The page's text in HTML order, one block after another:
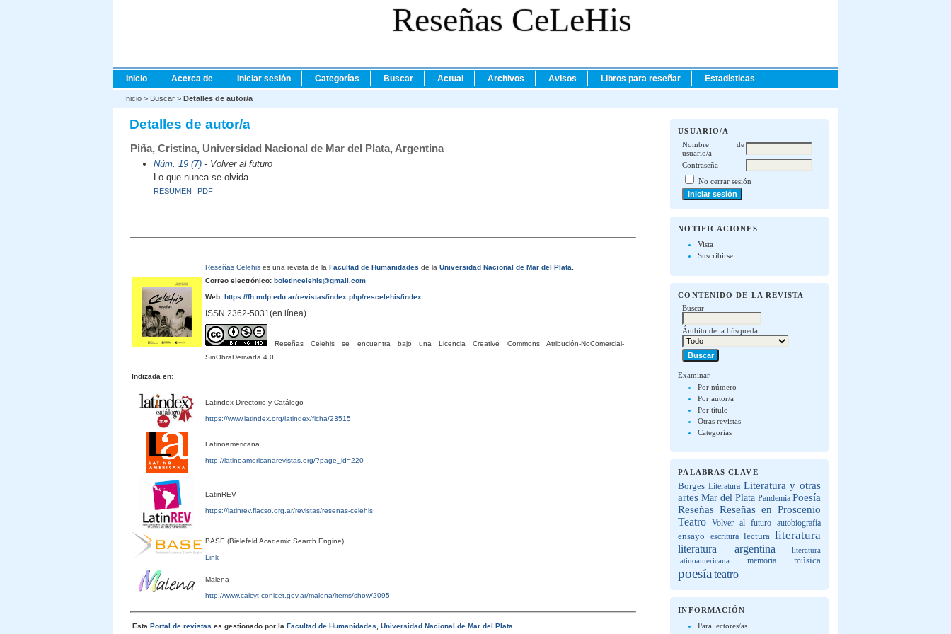
Reseñas CeLeHis
USUARIO/A
Nombre de
usuario/a
Contraseña
No cerrar sesión
NOTIFICACIONES
Vista
Suscribirse
CONTENIDO DE LA REVISTA
Buscar
Ámbito de la búsqueda
Examinar
Por número
Por autor/a
Por título
Otras revistas
Categorías
PALABRAS CLAVE
Borges Literatura Literatura y otras
artes Mar del Plata Pandemia Poesía
Reseñas Reseñas en Proscenio
Teatro Volver al futuro autobiografía
ensayo escritura lectura literatura
literatura argentina
literatura
latinoamericana
memoria música
poesía teatro
INFORMACIÓN
Para lectores/as
Inicio Acerca de Iniciar sesión Categorías Buscar Actual Archivos Avisos Libros para reseñar Estadísticas
Inicio > Buscar > Detalles de autor/a
Detalles de autor/a
Piña, Cristina, Universidad Nacional de Mar del Plata, Argentina
Núm. 19 (7)- Volver al futuro
Lo que nunca se olvida
RESUMEN PDF
Reseñas Celehises una revista de la Facultad de Humanidades de la Universidad Nacional de Mar del Plata
Correo electrónico:boletincelehis@gmail.com
Web:https://fh.mdp.edu.ar/revistas/index.php/rescelehis/index
ISSN 2362-5031(en línea)
Reseñas Celehis se encuentra bajo una Licencia Creative Commons Atribución-NoComercial-
SinObraDerivada 4.0.
Indizada en:
Latindex Directorio y Catálogo
https://www.latindex.org/latindex/ficha/23515
Latinoamericana
http://latinoamericanarevistas.org/?page_id=220
LatinREV
https://latinrev.flacso.org.ar/revistas/resenas-celehis
BASE (Bielefeld Academic Search Engine)
Link
Malena
http://www.caicyt-conicet.gov.ar/malena/items/show/2095
Esta Portal de revistas es gestionado por la Facultad de Humanidades, Universidad Nacional de Mar del Plata